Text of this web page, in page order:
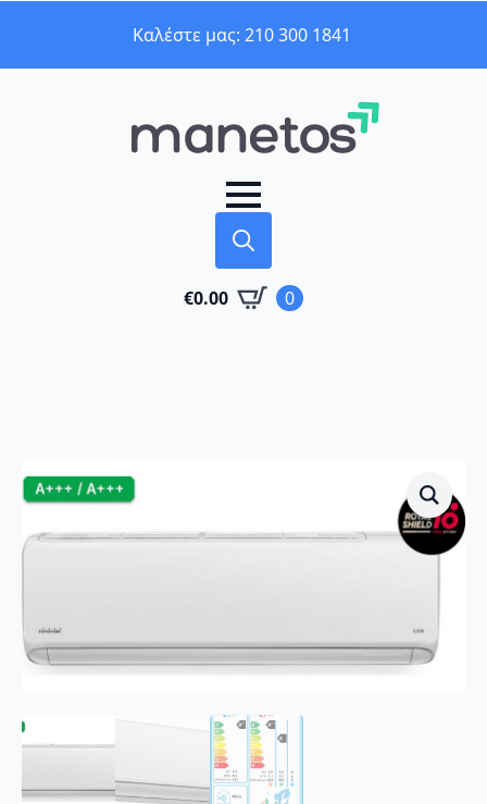
Καλέστε μας: 210 300 1841
for:
€0.00 0